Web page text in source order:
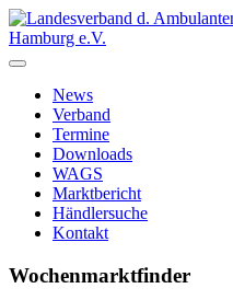
News
Verband
Termine
Downloads
WAGS
Marktbericht
Händlersuche
Kontakt
Wochenmarktfinder